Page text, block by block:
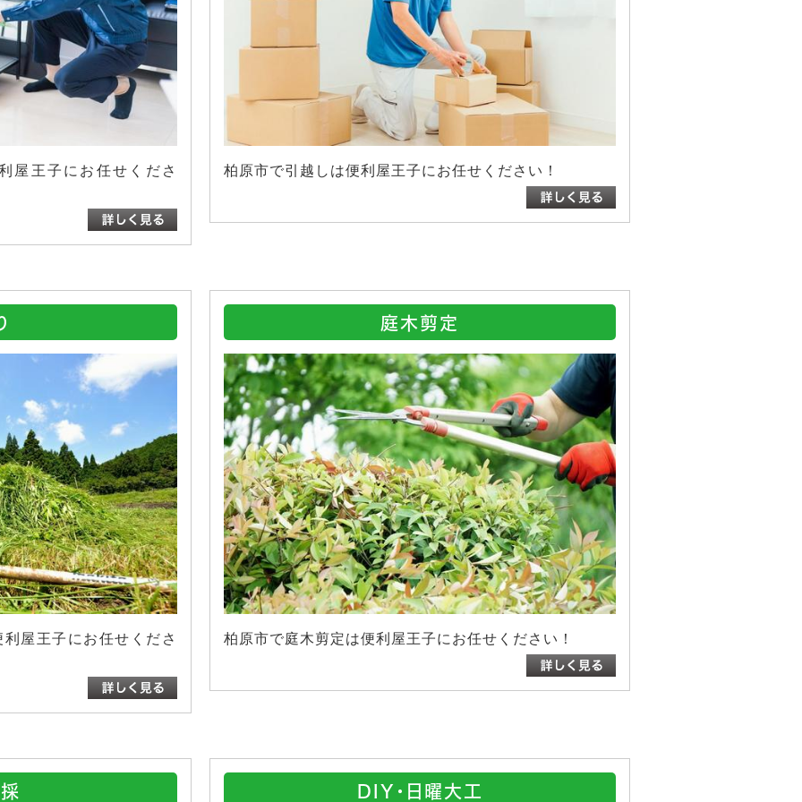
屋王子にお任せくださ 柏原市で引越しは便利屋王子にお任せください！
屋王子にお任せくださ
庭木剪定
柏原市で庭木剪定は便利屋王子にお任せください！
DIY・日曜大工